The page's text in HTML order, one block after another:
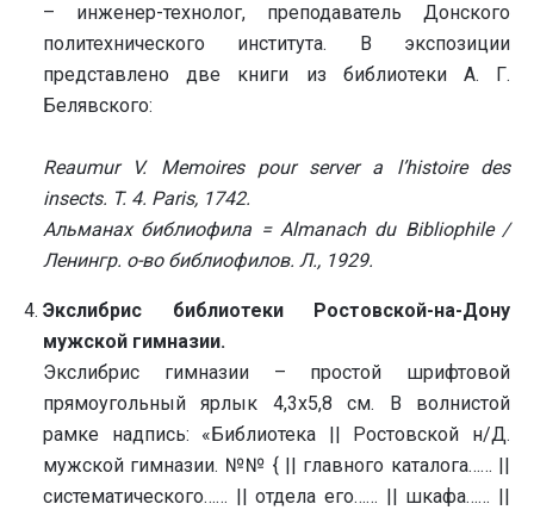
– инженер-технолог, преподаватель Донского
политехнического института. В экспозиции
представлено две книги из библиотеки А. Г.
Белявского:
Reaumur V. Memoires pour server a l’histoire des
insects. T. 4. Paris, 1742.
Альманах библиофила = Almanach du Bibliophile /
Ленингр. о-во библиофилов. Л., 1929.
Экслибрис библиотеки Ростовской-на-Дону
мужской гимназии.
Экслибрис гимназии – простой шрифтовой
прямоугольный ярлык 4,3х5,8 см. В волнистой
рамке надпись: «Библиотека || Ростовской н/Д.
мужской гимназии. №№ { || главного каталога…… ||
систематического…… || отдела его…… || шкафа…… ||